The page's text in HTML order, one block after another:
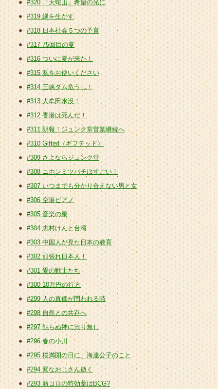
#320 「大蛇山」希望の光に
#319 縁を生かす
#318 日本社会５つの予言
#317 75回目の夏
#316 ついに夏が来た！
#315 私をお使いください
#314 三峡ダム危うし！
#313 大牟田水没！
#312 香港は死んだ！
#311 朗報！ジュンク堂営業継続へ
#310 Gifted（ギフテッド）
#309 さよならジュンク堂
#308 ニホンミツバチはすごい！
#307 いつまでも分かり合えない男と女
#306 空港ピアノ
#305 音楽の泉
#304 志村けんと台湾
#303 中国人が見た日本の教育
#302 頑張れ日本人！
#301 愛の戦士たち
#300 10万円の行方
#299 人の真価が問われる時
#298 自然との共存へ
#297 触らぬ神に祟り無し
#296 春の小川
#295 桜満開の日に、海達公子のこと
#294 変なおじさん逝く
#293 新コロの特効薬はBCG?